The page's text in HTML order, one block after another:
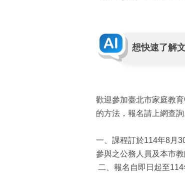
想快速了解
歡迎參加臺北市家庭教
的方法，報名請上網查詢
一、課程訂於114年8月
參與之公務人員及本市
二、報名自即日起至